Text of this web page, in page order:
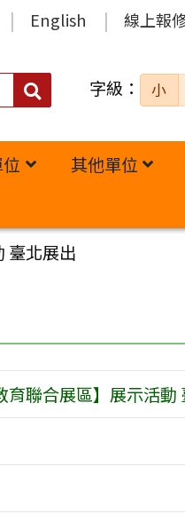
English 線上報
搜
字級： 小
其他單位
臺北展出
育聯合展區】展示活動